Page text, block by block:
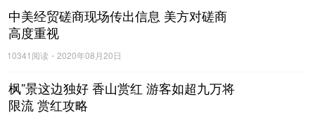
中美经贸磋商现场传出信息 美方对磋商
高度重视
10341阅读 2020年08月20日
枫”景这边独好 香山赏红 游客如超九万将
限流 赏红攻略